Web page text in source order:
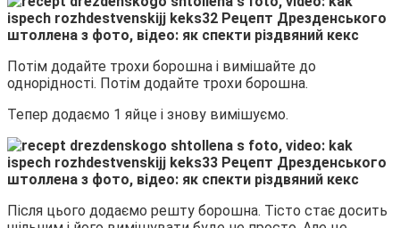
Потім додайте трохи борошна і вимішайте до
однорідності. Потім додайте трохи борошна.
Тепер додаємо 1 яйце і знову вимішуємо.
Після цього додаємо решту борошна. Тісто стає досить